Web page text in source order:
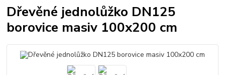
Dřevěné jednolůžko DN125
borovice masiv 100x200 cm